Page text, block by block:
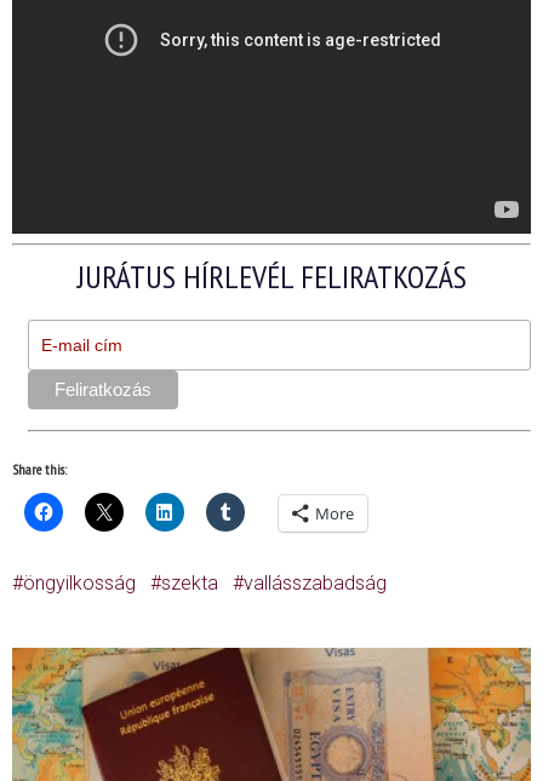
JURÁTUS HÍRLEVÉL FELIRATKOZÁS
Share this:
More
öngyilkosság szekta vallásszabadság